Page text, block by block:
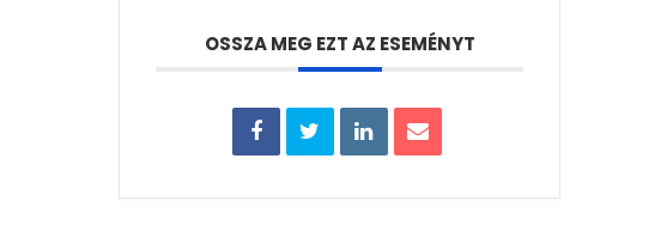
OSSZA MEG EZT AZ ESEMÉNYT